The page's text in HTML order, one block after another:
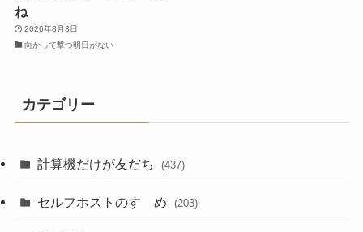
ね
2026年8月3日
向かって撃つ明日がない
カテゴリー
計算機だけが友だち (437)
セルフホストのすゝめ (203)